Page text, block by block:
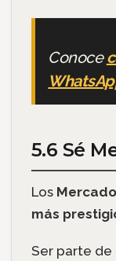
Conoce
5.6 Sé
Los
más
Ser parte